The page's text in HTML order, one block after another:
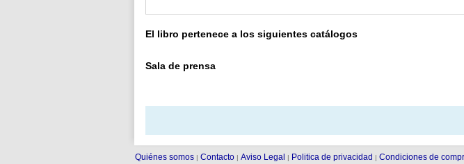
El libro pertenece a los siguientes catálogos
Sala de prensa
Quiénes somos| Contacto| Aviso Legal | Politica de privacidad | Condiciones de